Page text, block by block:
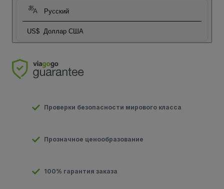
Русский
US$ Доллар США
Проверки безопасности мирового класса
Прозначное ценообразование
100% гарантия заказа